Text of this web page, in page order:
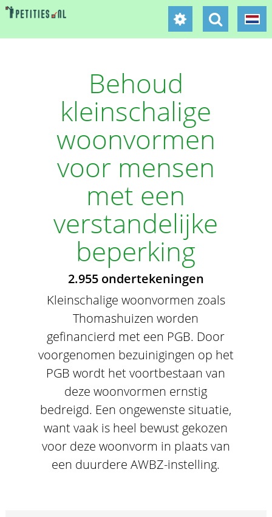
Behoud
kleinschalige
woonvormen
voor mensen
met een
verstandelijke
beperking
2.955 ondertekeningen
Kleinschalige woonvormen zoals
Thomashuizen worden
gefinancierd met een PGB. Door
voorgenomen bezuinigingen op het
PGB wordt het voortbestaan van
deze woonvormen ernstig
bedreigd. Een ongewenste situatie,
want vaak is heel bewust gekozen
voor deze woonvorm in plaats van
een duurdere AWBZ-instelling.